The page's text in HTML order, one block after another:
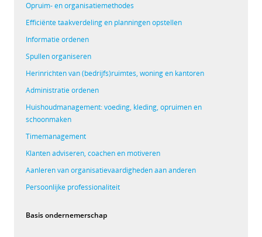
Opruim- en organisatiemethodes
Efficiënte taakverdeling en planningen opstellen
Informatie ordenen
Spullen organiseren
Herinrichten van (bedrijfs)ruimtes, woning en kantoren
Administratie ordenen
Huishoudmanagement: voeding, kleding, opruimen en
schoonmaken
Timemanagement
Klanten adviseren, coachen en motiveren
Aanleren van organisatievaardigheden aan anderen
Persoonlijke professionaliteit
Basis ondernemerschap